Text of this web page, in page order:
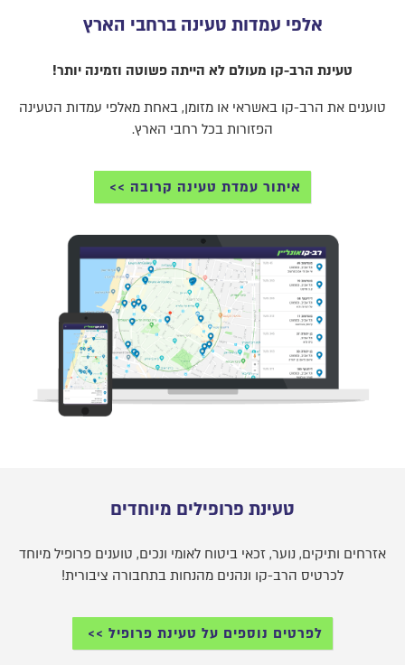
אלפי עמדות טעינה ברחבי הארץ
טעינת הרב-קו מעולם לא הייתה פשוטה וזמינה יותר!
טוענים את הרב-קו באשראי או מזומן, באחת מאלפי עמדות הטעינה
הפזורות בכל רחבי הארץ.
איתור עמדת טעינה קרובה
טעינת פרופילים מיוחדים
אזרחים ותיקים, נוער, זכאי ביטוח לאומי ונכים, טוענים פרופיל מיוחד
לכרטיס הרב-קו ונהנים מהנחות בתחבורה ציבורית!
לפרטים נוספים על טעינת פרופיל